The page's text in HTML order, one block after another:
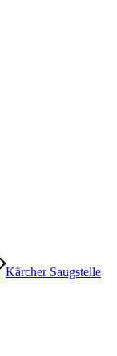
Kärcher Saugstelle